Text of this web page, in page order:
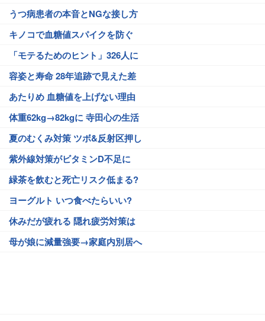
うつ病患者の本音とNGな接し方
キノコで血糖値スパイクを防ぐ
「モテるためのヒント」326人に
容姿と寿命 28年追跡で見えた差
あたりめ 血糖値を上げない理由
体重62kg→82kgに 寺田心の生活
夏のむくみ対策 ツボ&反射区押し
紫外線対策がビタミンD不足に
緑茶を飲むと死亡リスク低まる?
ヨーグルト いつ食べたらいい?
休みだが疲れる 隠れ疲労対策は
母が娘に減量強要→家庭内別居へ